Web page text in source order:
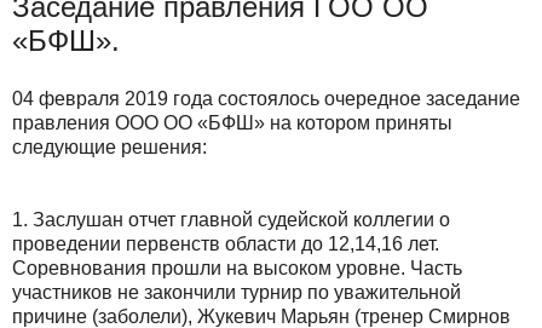
Заседание правления ГОО ОО
«БФШ».
04 февраля 2019 года состоялось очередное заседание
правления ООО ОО «БФШ» на котором приняты
следующие решения:
1. Заслушан отчет главной судейской коллегии о
проведении первенств области до 12,14,16 лет.
Соревнования прошли на высоком уровне. Часть
участников не закончили турнир по уважительной
причине (заболели), Жукевич Марьян (тренер Смирнов